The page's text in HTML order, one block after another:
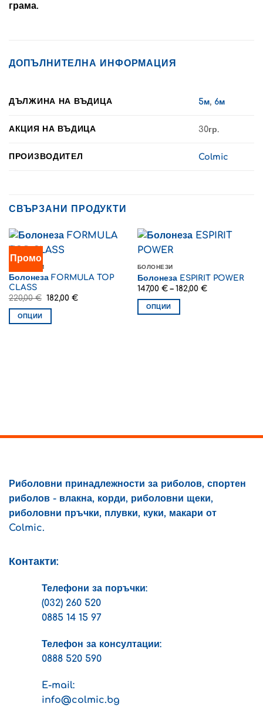
грама.
ДОПЪЛНИТЕЛНА ИНФОРМАЦИЯ
ДЪЛЖИНА НА ВЪДИЦА 5м, 6м
АКЦИЯ НА ВЪДИЦА 30гр.
ПРОИЗВОДИТЕЛ Colmic
СВЪРЗАНИ ПРОДУКТИ
Промо
БОЛОНЕЗИ
Болонеза FORMULA TOP
CLASS
220,00€ Original
price
182,00 €Текущата
ОПЦИИ
chosen
product
БОЛОНЕЗИ
Болонеза ESPIRIT POWER
147,00 € – 182,00 €Price
ОПЦИИ
page
Риболовни принадлежности за риболов, спортен
риболов - влакна, корди, риболовни щеки,
риболовни пръчки, плувки, куки, макари от
Colmic.
Контакти:
Телефони за поръчки:
(032) 260 520
0885 14 15 97
Телефон за консултации:
0888 520 590
E-mail:
info@colmic.bg